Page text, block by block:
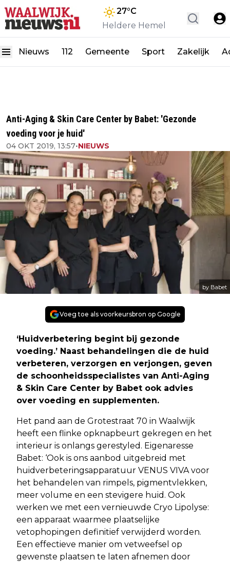
27°C
Heldere Hemel
Nieuws 112 Gemeente Sport Zakelijk
Anti-Aging & Skin Care Center by Babet: 'Gezonde
voeding voor je huid'
04 OKT 2019, 13:57•NIEUWS
by Babet
Voeg toe als voorkeursbron op Google
‘Huidverbetering begint bij gezonde
voeding.’ Naast behandelingen die de huid
verbeteren, verzorgen en verjongen, geven
de schoonheidsspecialistes van Anti-Aging
& Skin Care Center by Babet ook advies
over voeding en supplementen.
Het pand aan de Grotestraat 70 in Waalwijk
heeft een flinke opknapbeurt gekregen en het
interieur is onlangs gerestyled. Eigenaresse
Babet: ‘Ook is ons aanbod uitgebreid met
huidverbeteringsapparatuur VENUS VIVA voor
het behandelen van rimpels, pigmentvlekken,
meer volume en een stevigere huid. Ook
werken we met een vernieuwde Cryo Lipolyse:
een apparaat waarmee plaatselijke
vetophopingen definitief verwijderd worden.
Een effectieve manier om vetweefsel op
gewenste plaatsen te laten afnemen door